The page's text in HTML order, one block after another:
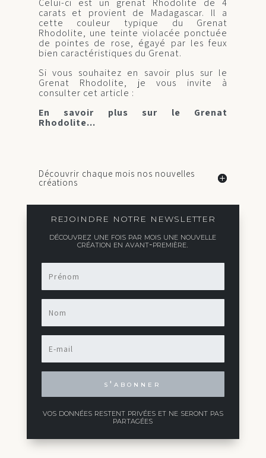
Celui-ci est un grenat Rhodolite de 4
carats et provient de Madagascar. Il a
cette couleur typique du Grenat
Rhodolite, une teinte violacée ponctuée
de pointes de rose, égayé par les feux
bien caractéristiques du Grenat.
Si vous souhaitez en savoir plus sur le
Grenat Rhodolite, je vous invite à
consulter cet article :
En savoir plus sur le Grenat
Rhodolite...
Découvrir chaque mois nos nouvelles
créations
rejoindre notre newsletter
découvrez une fois par mois une nouvelle
création en avant-première.
s'abonner
vos données restent privées et ne seront pas
partagées